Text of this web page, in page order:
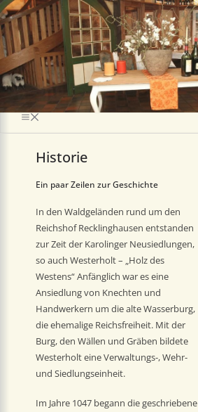
Historie
Ein paar Zeilen zur Geschichte
In den Waldgeländen rund um den
Reichshof Recklinghausen entstanden
zur Zeit der Karolinger Neusiedlungen,
so auch Westerholt – „Holz des
Westens“ Anfänglich war es eine
Ansiedlung von Knechten und
Handwerkern um die alte Wasserburg,
die ehemalige Reichsfreiheit. Mit der
Burg, den Wällen und Gräben bildete
Westerholt eine Verwaltungs-, Wehr-
und Siedlungseinheit.
Im Jahre 1047 begann die geschriebene